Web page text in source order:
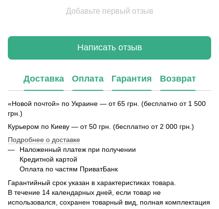
Добавьте первый отзыв
Написать отзыв
Доставка Оплата Гарантия Возврат
«Новой почтой» по Украине — от 65 грн. (бесплатно от 1 500
грн.)
Курьером по Киеву — от 50 грн. (бесплатно от 2 000 грн.)
Подробнее о доставке
Наложенный платеж при получении
Кредитной картой
Оплата по частям ПриватБанк
Гарантийный срок указан в характеристиках товара.
В течение 14 календарных дней, если товар не
использовался, сохранен товарный вид, полная комплектация